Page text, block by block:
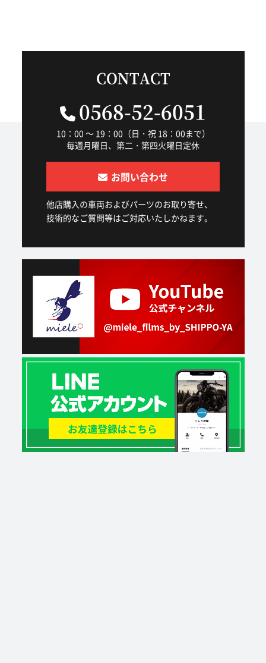
CONTACT
0568-52-6051
10：00 ～ 19：00（日・祝 18：00まで）
毎週月曜日、第二・第四火曜日定休
お問い合わせ
他店購入の車両およびパーツのお取り寄せ、
技術的なご質問等はご対応いたしかねます。